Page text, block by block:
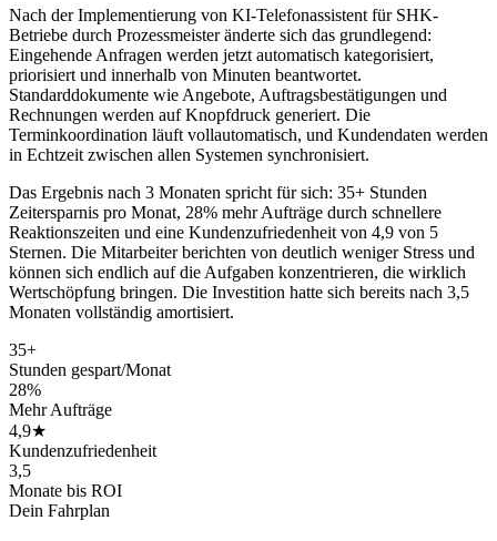
Nach der Implementierung von KI-Telefonassistent für SHK-
Betriebe durch Prozessmeister änderte sich das grundlegend:
Eingehende Anfragen werden jetzt automatisch kategorisiert,
priorisiert und innerhalb von Minuten beantwortet.
Standarddokumente wie Angebote, Auftragsbestätigungen und
Rechnungen werden auf Knopfdruck generiert. Die
Terminkoordination läuft vollautomatisch, und Kundendaten werden
in Echtzeit zwischen allen Systemen synchronisiert.
Das Ergebnis nach 3 Monaten spricht für sich: 35+ Stunden
Zeitersparnis pro Monat, 28% mehr Aufträge durch schnellere
Reaktionszeiten und eine Kundenzufriedenheit von 4,9 von 5
Sternen. Die Mitarbeiter berichten von deutlich weniger Stress und
können sich endlich auf die Aufgaben konzentrieren, die wirklich
Wertschöpfung bringen. Die Investition hatte sich bereits nach 3,5
Monaten vollständig amortisiert.
35+
Stunden gespart/Monat
28%
Mehr Aufträge
4,9★
Kundenzufriedenheit
3,5
Monate bis ROI
Dein Fahrplan